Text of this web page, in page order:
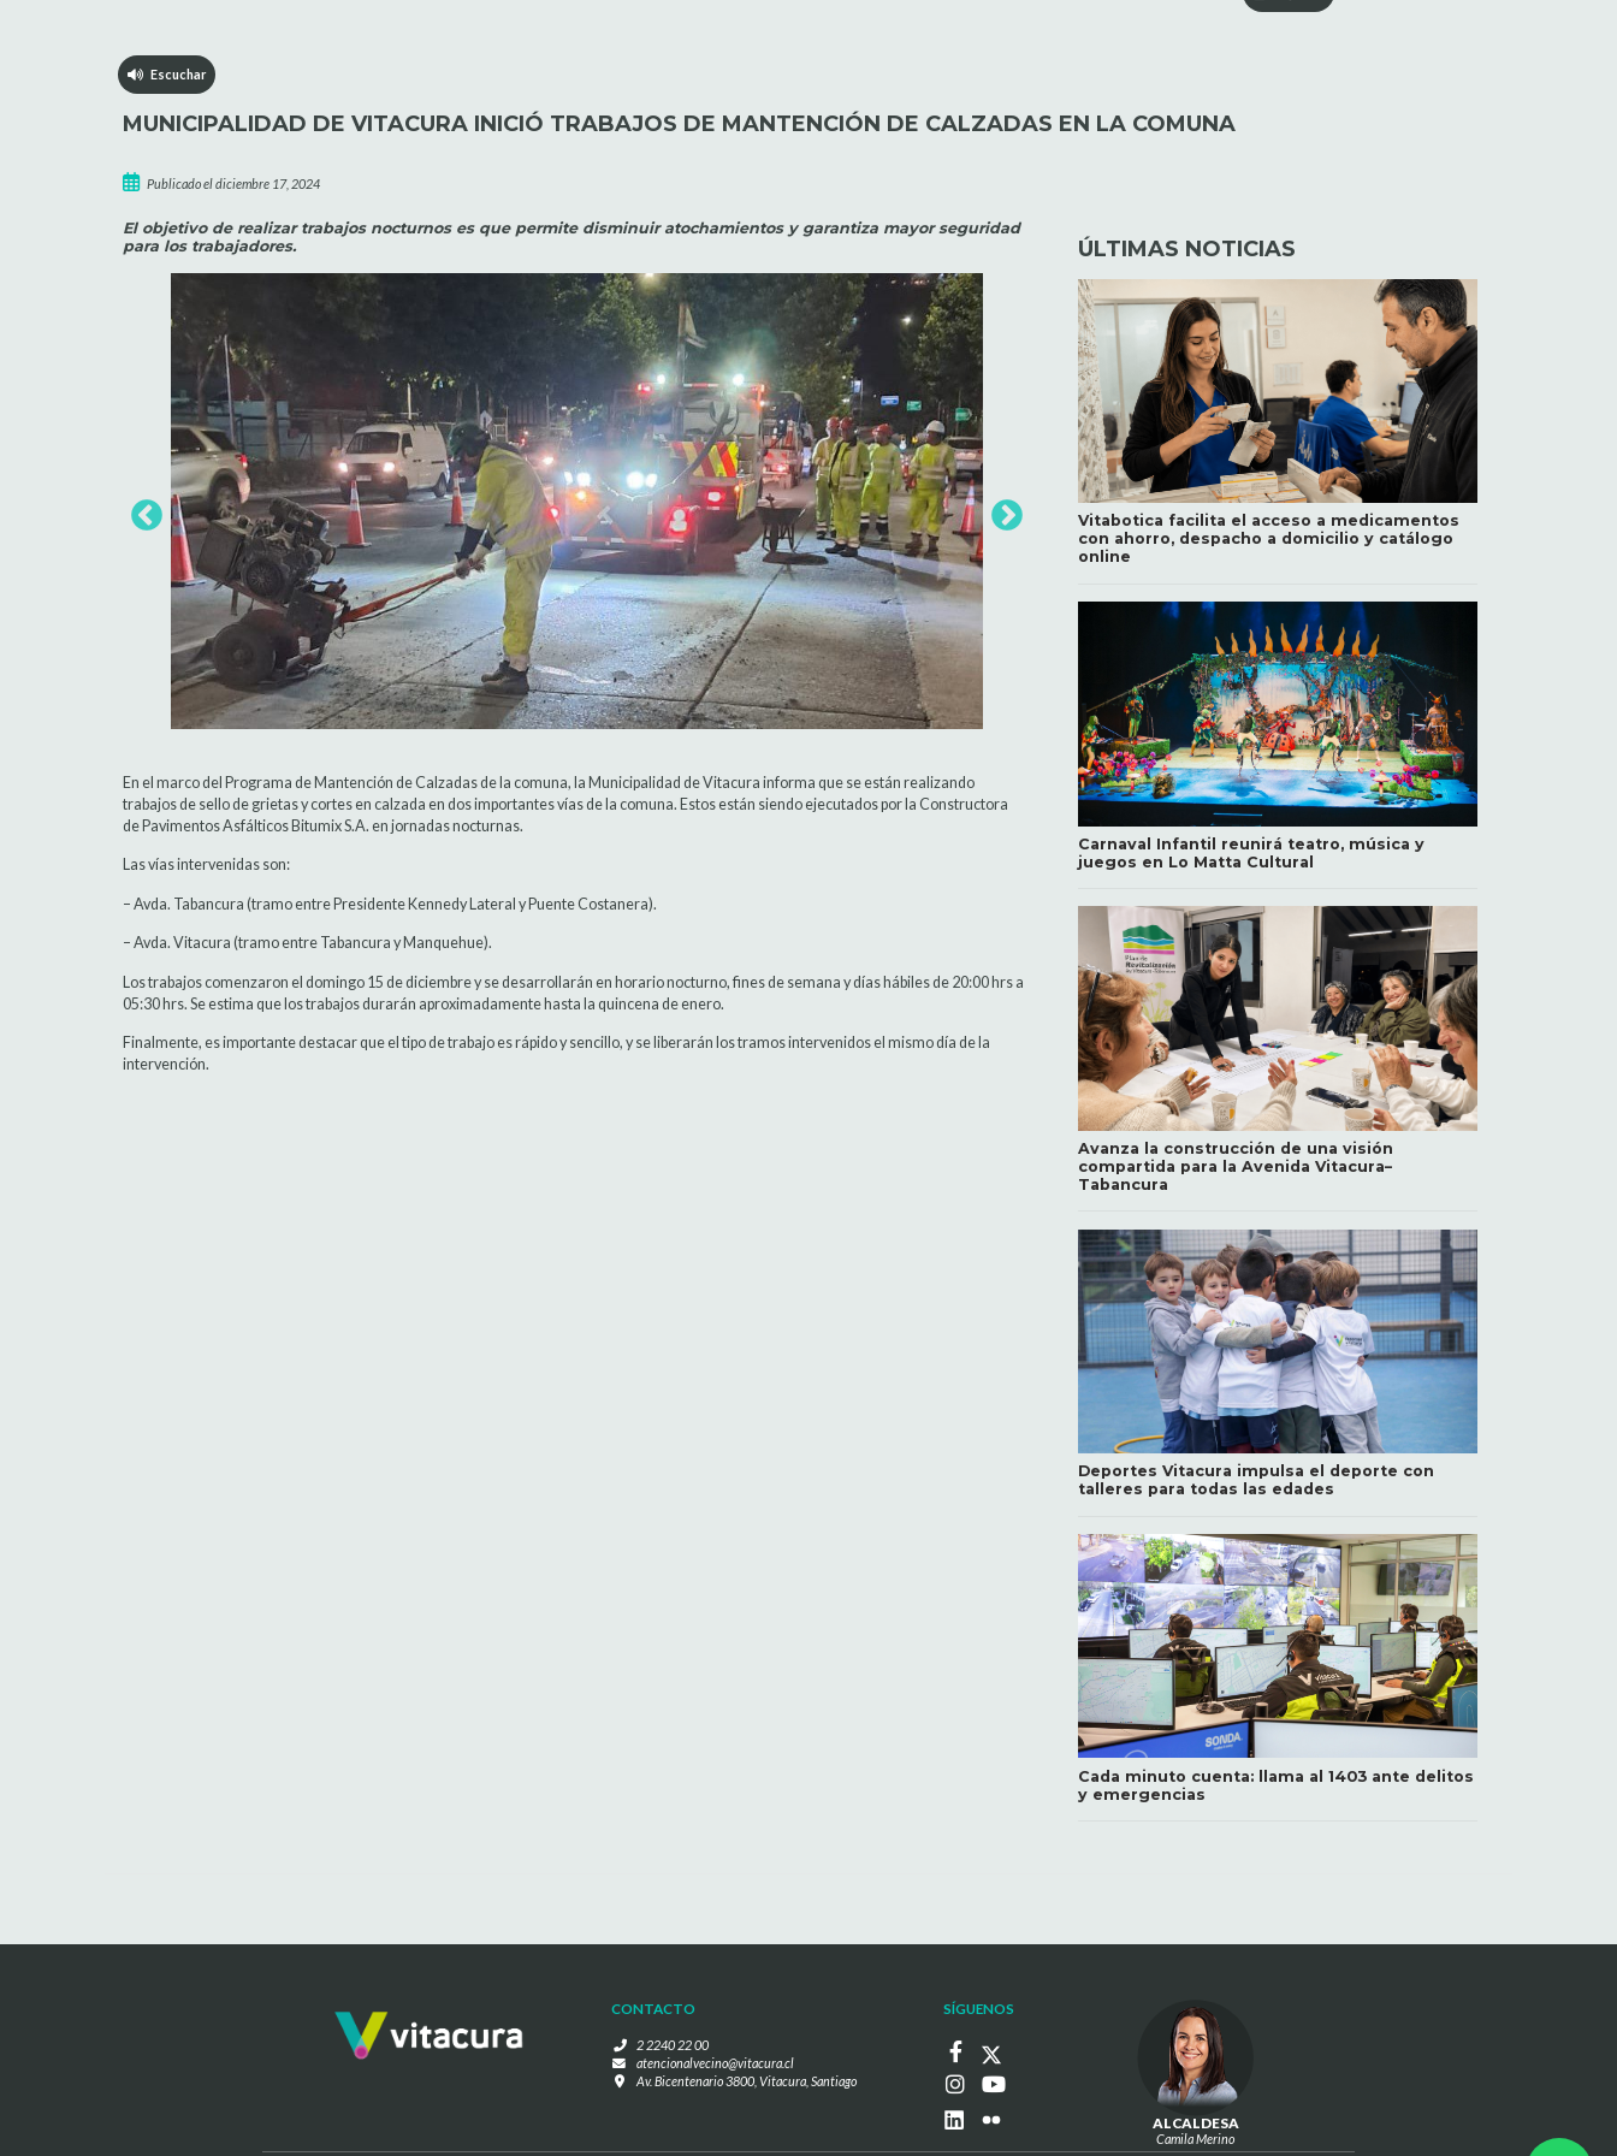
Escuchar
MUNICIPALIDAD DE VITACURA INICIÓ TRABAJOS DE MANTENCIÓN DE CALZADAS EN LA COMUNA
Publicado el diciembre 17, 2024
El objetivo de realizar trabajos nocturnos es que permite disminuir atochamientos y garantiza mayor seguridad
para los trabajadores.
En el marco del Programa de Mantención de Calzadas de la comuna, la Municipalidad de Vitacura informa que se están realizando
trabajos de sello de grietas y cortes en calzada en dos importantes vías de la comuna. Estos están siendo ejecutados por la Constructora
de Pavimentos Asfálticos Bitumix S.A. en jornadas nocturnas.
Las vías intervenidas son:
– Avda. Tabancura (tramo entre Presidente Kennedy Lateral y Puente Costanera).
– Avda. Vitacura (tramo entre Tabancura y Manquehue).
Los trabajos comenzaron el domingo 15 de diciembre y se desarrollarán en horario nocturno, fines de semana y días hábiles de 20:00 hrs a
05:30 hrs. Se estima que los trabajos durarán aproximadamente hasta la quincena de enero.
Finalmente, es importante destacar que el tipo de trabajo es rápido y sencillo, y se liberarán los tramos intervenidos el mismo día de la
intervención.
ÚLTIMAS NOTICIAS
Vitabotica facilita el acceso a medicamentos
con ahorro, despacho a domicilio y catálogo
online
Carnaval Infantil reunirá teatro, música y
juegos en Lo Matta Cultural
Avanza la construcción de una visión
compartida para la Avenida Vitacura–
Tabancura
Deportes Vitacura impulsa el deporte con
talleres para todas las edades
Cada minuto cuenta: llama al 1403 ante delitos
y emergencias
CONTACTO
2 2240 22 00
atencionalvecino@vitacura.cl
Av. Bicentenario 3800, Vitacura, Santiago
SÍGUENOS
ALCALDESA
Camila Merino